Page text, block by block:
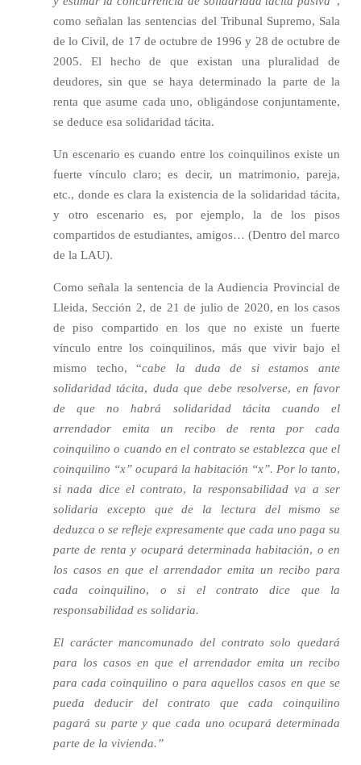
como señalan las sentencias del Tribunal Supremo, Sala
de lo Civil, de 17 de octubre de 1996 y 28 de octubre de
2005. El hecho de que existan una pluralidad de
deudores, sin que se haya determinado la parte de la
renta que asume cada uno, obligándose conjuntamente,
se deduce esa solidaridad tácita.
Un escenario es cuando entre los coinquilinos existe un
fuerte vínculo claro; es decir, un matrimonio, pareja,
etc., donde es clara la existencia de la solidaridad tácita,
y otro escenario es, por ejemplo, la de los pisos
compartidos de estudiantes, amigos… (Dentro del marco
de la LAU).
Como señala la sentencia de la Audiencia Provincial de
Lleida, Sección 2, de 21 de julio de 2020, en los casos
de piso compartido en los que no existe un fuerte
vínculo entre los coinquilinos, más que vivir bajo el
mismo techo, “cabe la duda de si estamos ante
solidaridad tácita, duda que debe resolverse, en favor
de que no habrá solidaridad tácita cuando el
arrendador emita un recibo de renta por cada
coinquilino o cuando en el contrato se establezca que el
coinquilino “x” ocupará la habitación “x”. Por lo tanto,
si nada dice el contrato, la responsabilidad va a ser
solidaria excepto que de la lectura del mismo se
deduzca o se refleje expresamente que cada uno paga su
parte de renta y ocupará determinada habitación, o en
los casos en que el arrendador emita un recibo para
cada coinquilino, o si el contrato dice que la
responsabilidad es solidaria.
El carácter mancomunado del contrato solo quedará
para los casos en que el arrendador emita un recibo
para cada coinquilino o para aquellos casos en que se
pueda deducir del contrato que cada coinquilino
pagará su parte y que cada uno ocupará determinada
parte de la vivienda.”